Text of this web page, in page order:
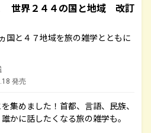
世界２４４の国と地域 改訂
国と４７地域を旅の雑学とともに
発売
集めました！首都、言語、民族、
かに話したくなる旅の雑学も。